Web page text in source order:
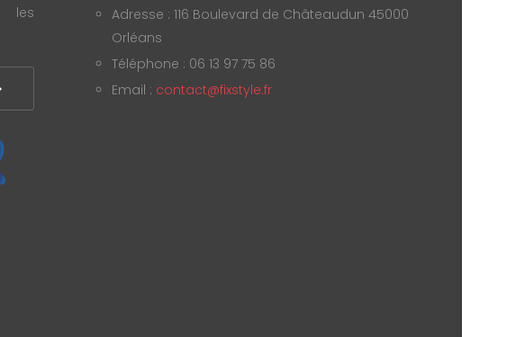
les
Adresse : 116 Boulevard de Châteaudun 45000
Orléans
Téléphone : 06 13 97 75 86
Email : contact@fixstyle.fr